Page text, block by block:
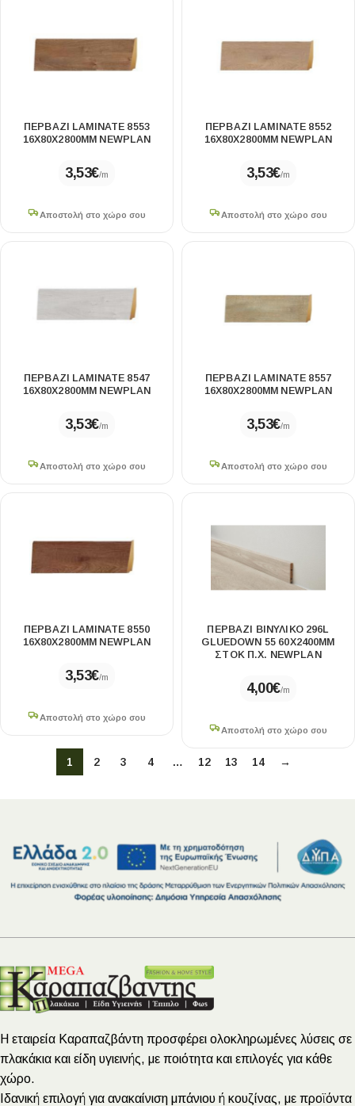
ΠΕΡΒΑΖΙ LAMINATE 8553
16Χ80X2800MM NEWPLAN
3,53€/m
Αποστολή στο χώρο σου
ΠΕΡΒΑΖΙ LAMINATE 8552
16Χ80X2800MM NEWPLAN
3,53€/m
Αποστολή στο χώρο σου
ΠΕΡΒΑΖΙ LAMINATE 8547
16Χ80X2800MM NEWPLAN
3,53€/m
Αποστολή στο χώρο σου
ΠΕΡΒΑΖΙ LAMINATE 8557
16Χ80X2800MM NEWPLAN
3,53€/m
Αποστολή στο χώρο σου
ΠΕΡΒΑΖΙ LAMINATE 8550
16Χ80X2800MM NEWPLAN
3,53€/m
Αποστολή στο χώρο σου
ΠΕΡΒΑΖΙ ΒΙΝΥΛΙΚΟ 296L
GLUEDOWN 55 60Χ2400MM
ΣΤΟΚ Π.Χ. NEWPLAN
4,00€/m
Αποστολή στο χώρο σου
1 2 3 4 … 12 13 14 →
Η εταιρεία Καραπαζβάντη προσφέρει ολοκληρωμένες λύσεις σε
πλακάκια και είδη υγιεινής, με ποιότητα και επιλογές για κάθε
χώρο.
Ιδανική επιλογή για ανακαίνιση μπάνιου ή κουζίνας, με προϊόντα